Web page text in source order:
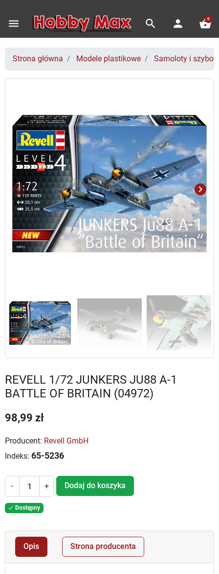
menu search person shopping_basket
0
Strona główna Modele plastikowe Samoloty i
Poprzedni
keyboard_arrow_left keyboard_arrow_right
REVELL 1/72 JUNKERS JU88 A-1
BATTLE OF BRITAIN (04972)
98,99 zł
Producent: Revell GmbH
Indeks: 65-5236
- + Dodaj do koszyka
 Dostępny
Opis Strona producenta